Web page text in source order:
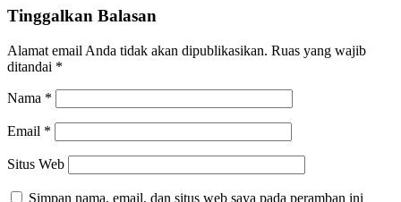
Tinggalkan Balasan
Alamat email Anda tidak akan dipublikasikan. Ruas yang wajib
ditandai *
Nama *
Email *
Situs Web
Simpan nama, email, dan situs web saya pada peramban ini